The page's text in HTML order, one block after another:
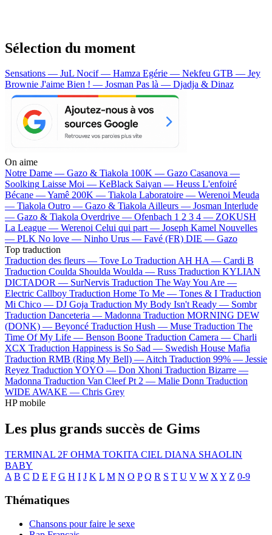
Sélection du moment
Sensations — JuL Nocif — Hamza Egérie — Nekfeu GTB — Jey
Brownie J'aime Bien ! — Josman Pas là — Djadja & Dinaz
On aime
Notre Dame — Gazo & Tiakola 100K — Gazo Casanova —
Soolking Laisse Moi — KeBlack Saiyan — Heuss L'enfoiré
Bécane —Yamê 200K — Tiakola Laboratoire — Werenoi Meuda
— Tiakola Outro — Gazo & TiakolaAilleurs — Josman Interlude
— Gazo & Tiakola Overdrive — Ofenbach 1 2 3 4 — ZOKUSH
La League — Werenoi Celui qui part — Joseph Kamel Nouvelles
— PLK No love — Ninho Urus — Favé (FR) DIE — Gazo
Top traduction
Traduction des fleurs — Tove Lo Traduction AH HA — Cardi B
Traduction Coulda Shoulda Woulda — Russ Traduction KYLIAN
DICTADOR — SurNervis Traduction The Way You Are —
Electric Callboy Traduction Home To Me — Tones & I Traduction
Mi Chico — DJ Goja Traduction My Body Isn't Ready — Sombr
Traduction Danceteria — Madonna Traduction MORNING DEW
(DONK) — Beyoncé Traduction Hush — Muse Traduction The
Time Of My Life — Benson Boone Traduction Camera — Charli
XCX Traduction Happiness is So Sad — Swedish House Mafia
Traduction RMB (Ring My Bell) —Aitch Traduction 99% — Jessie
Reyez Traduction YOYO — Don Xhoni Traduction Bizarre —
Madonna Traduction Van Cleef Pt 2 — Malie Donn Traduction
WIDE AWAKE — Chris Grey
HP mobile
Les plus grands succès de Gims
TERMINAL 2F OHMA TOKITA CIEL DIANA SHAOLIN
BABY
A B C D E F G H I J K L M N O P Q R S T U V W X Y Z 0-9
Thématiques
Chansons pour faire le sexe